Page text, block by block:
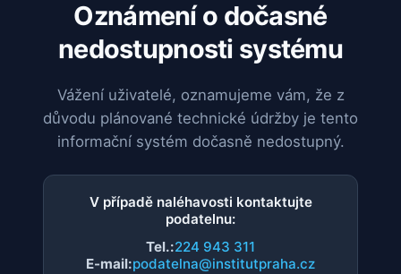
Oznámení o dočasné
nedostupnosti systému
Vážení uživatelé, oznamujeme vám, že z
důvodu plánované technické údržby je tento
informační systém dočasně nedostupný.
V případě naléhavosti kontaktujte
podatelnu:
Tel.:224 943 311
E-mail:podatelna@institutpraha.cz